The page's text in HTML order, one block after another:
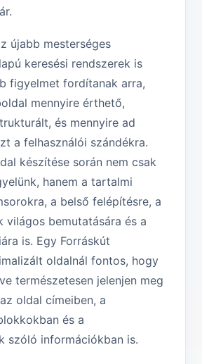
újabb mesterséges
keresési rendszerek is
figyelmet fordítanak arra,
mennyire érthető,
és mennyire ad
a felhasználói szándékra.
készítése során nem csak
hanem a tartalmi
a belső felépítésre, a
világos bemutatására és a
is. Egy Forráskút
oldalnál fontos, hogy
természetesen jelenjen meg
oldal címeiben, a
és a
szóló információkban is.